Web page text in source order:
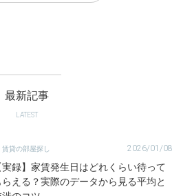
最新記事
LATEST
賃貸の部屋探し 2026/01/08
実録】家賃発生日はどれくらい待って
らえる？実際のデータから見る平均と